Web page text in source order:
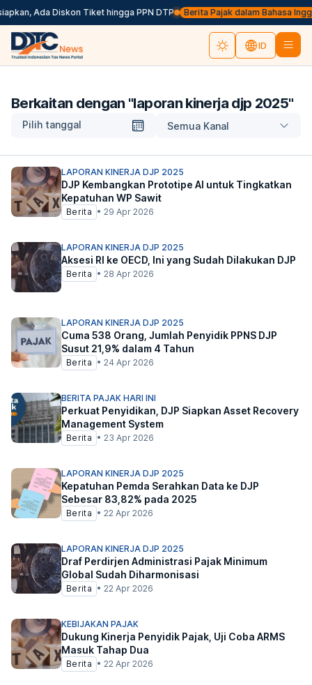
Ada Diskon Tiket hingga PPN DTP Berita Pajak dalam Bahasa
ID
Berkaitan dengan "laporan kinerja djp 2025"
Pilih tanggal Semua Kanal
LAPORAN KINERJA DJP 2025
DJP Kembangkan Prototipe AI untuk Tingkatkan
Kepatuhan WP Sawit
Berita • 29 Apr 2026
LAPORAN KINERJA DJP 2025
Aksesi RI ke OECD, Ini yang Sudah Dilakukan DJP
Berita • 28 Apr 2026
LAPORAN KINERJA DJP 2025
Cuma 538 Orang, Jumlah Penyidik PPNS DJP
Susut 21,9% dalam 4 Tahun
Berita • 24 Apr 2026
BERITA PAJAK HARI INI
Perkuat Penyidikan, DJP Siapkan Asset Recovery
Management System
Berita • 23 Apr 2026
LAPORAN KINERJA DJP 2025
Kepatuhan Pemda Serahkan Data ke DJP
Sebesar 83,82% pada 2025
Berita • 22 Apr 2026
LAPORAN KINERJA DJP 2025
Draf Perdirjen Administrasi Pajak Minimum
Global Sudah Diharmonisasi
Berita • 22 Apr 2026
KEBIJAKAN PAJAK
Dukung Kinerja Penyidik Pajak, Uji Coba ARMS
Masuk Tahap Dua
Berita • 22 Apr 2026